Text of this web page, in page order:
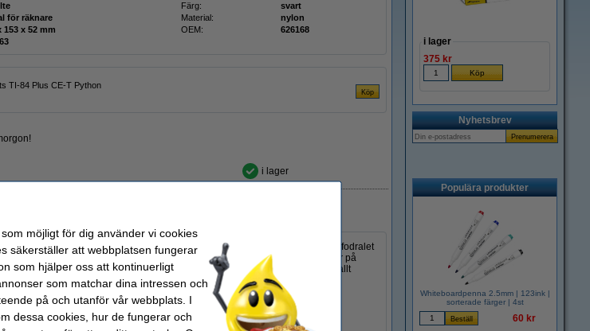
Färg:
svart
för räknare Material:
nylon
121 x 153 x 52 mm OEM:
626168
TI-84 Plus CE-T Python
i lager
robusta miniräknarefodral. Damm, smuts och repor har ingen chans. Det blå fodralet
ser snyggt ut. Det elastiska bandet på höger sida ser till att räknaren stannar på
för till exempel en USB-kabel eller penna. På så sätt kan elever ha allt
handledsremmen kan du enkelt ta med dig fodralet.
för alla räknare från dessa serier:
84 (inklusive TI-84 Plus T, Plus CE-T med eller utan python)
i lager
375 kr
Nyhetsbrev
Populära produkter
Whiteboardpenna 2.5mm | 123ink |
sorterade färger | 4st
60 kr
möjligt för dig använder vi cookies
säkerställer att webbplatsen fungerar
som hjälper oss att kontinuerligt
som matchar dina intressen och
på och utanför vår webbplats. I
dessa cookies, hur de fungerar och